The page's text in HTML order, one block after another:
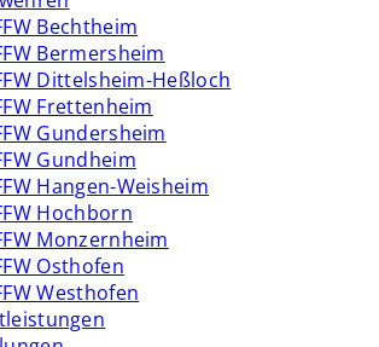
Bechtheim
Bermersheim
Dittelsheim-Heßloch
Frettenheim
Gundersheim
Gundheim
Hangen-Weisheim
Hochborn
Monzernheim
Osthofen
Westhofen